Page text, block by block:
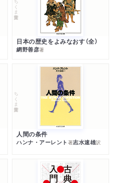
ちくま学芸文庫
日本の歴史をよみなおす（全）
網野善彦著
ちくま学芸文庫
人間の条件
ハンナ・アーレント 著志水速雄訳